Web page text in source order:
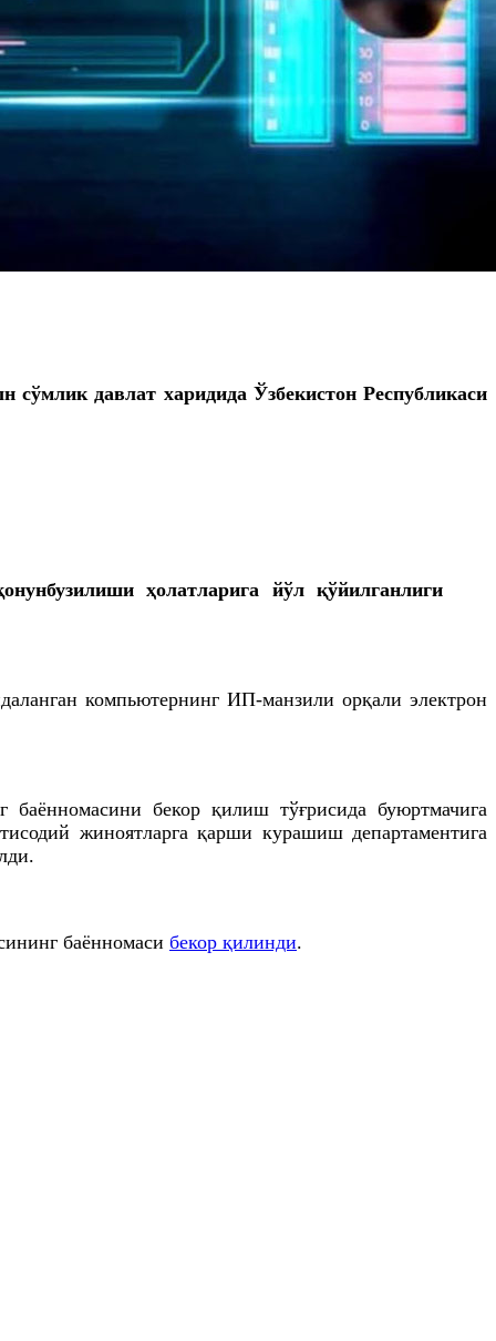
давлат харидида Ўзбекистон Республикаси
ҳолатларига йўл қўйилганлиги
компьютернинг ИП-манзили орқали электрон
бекор қилиш тўғрисида буюртмачига
жиноятларга қарши курашиш департаментига
баённомаси бекор қилинди.